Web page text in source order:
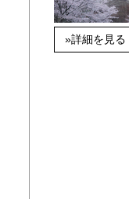
»詳細を見る